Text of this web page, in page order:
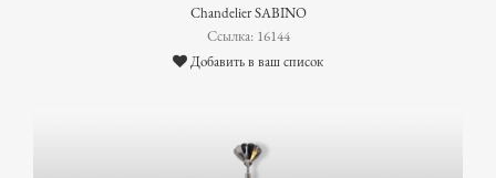
Chandelier SABINO
Ссылка: 16144
Добавить в ваш список